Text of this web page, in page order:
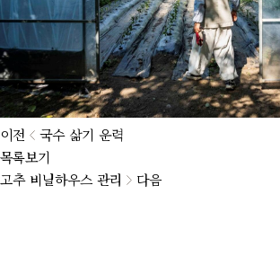
이전
국수 삶기 운력
목록보기
고추 비닐하우스 관리
다음